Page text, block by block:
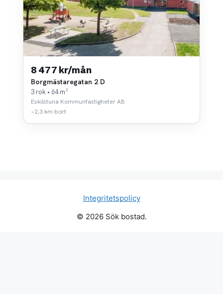
8 477 kr/mån
Borgmästaregatan 2 D
3 rok • 64 m²
Eskilstuna Kommunfastigheter AB
~2,3 km bort
Integritetspolicy
© 2026 Sök bostad.